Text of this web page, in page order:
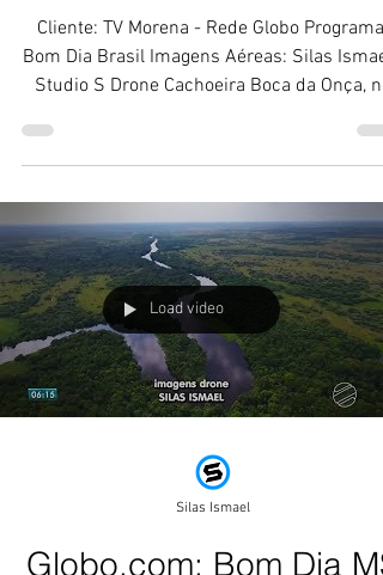
Onça
Cliente: TV Morena - Rede Globo Programa:
MS, tem...
Load video
Silas Ismael